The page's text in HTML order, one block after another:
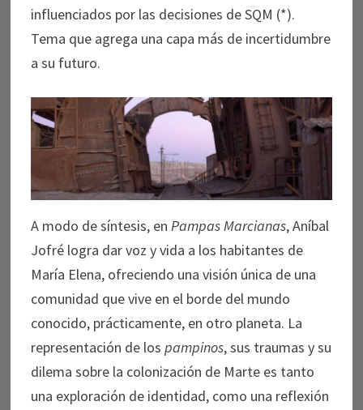
influenciados por las decisiones de SQM (*).
Tema que agrega una capa más de incertidumbre
a su futuro.
A modo de síntesis, en Pampas Marcianas, Aníbal
Jofré logra dar voz y vida a los habitantes de
María Elena, ofreciendo una visión única de una
comunidad que vive en el borde del mundo
conocido, prácticamente, en otro planeta. La
representación de los pampinos, sus traumas y su
dilema sobre la colonización de Marte es tanto
una exploración de identidad, como una reflexión